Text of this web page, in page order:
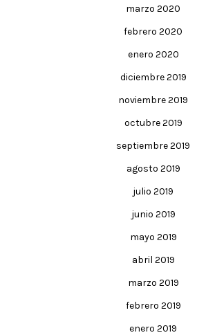
marzo 2020
febrero 2020
enero 2020
diciembre 2019
noviembre 2019
octubre 2019
septiembre 2019
agosto 2019
julio 2019
junio 2019
mayo 2019
abril 2019
marzo 2019
febrero 2019
enero 2019